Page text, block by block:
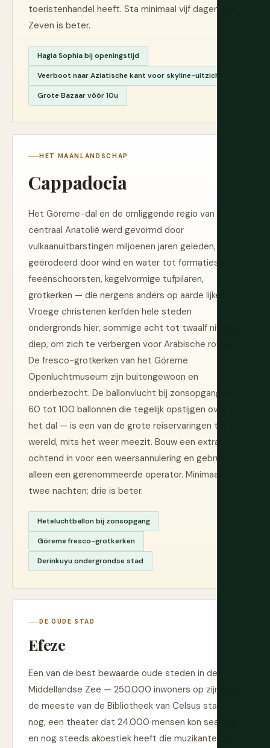
toeristenhandel heeft. Sta minimaal vijf dagen toe.
Zeven is beter.
Hagia Sophia bij openingstijd
Veerboot naar Aziatische kant voor skyline-uitzicht
Grote Bazaar vóór 10u
HET MAANLANDSCHAP
Cappadocia
Het Göreme-dal en de omliggende regio van
centraal Anatolië werd gevormd door
vulkaanuitbarstingen miljoenen jaren geleden,
geërodeerd door wind en water tot formaties —
feeënschoorsten, kegelvormige tufpilaren,
grotkerken — die nergens anders op aarde lijken.
Vroege christenen kerfden hele steden
ondergronds hier, sommige acht tot twaalf niveaus
diep, om zich te verbergen voor Arabische rovers.
De fresco-grotkerken van het Göreme
Openluchtmuseum zijn buitengewoon en
onderbezocht. De ballonvlucht bij zonsopgang —
60 tot 100 ballonnen die tegelijk opstijgen over
het dal — is een van de grote reiservaringen ter
wereld, mits het weer meezit. Bouw een extra
ochtend in voor een weersannulering en gebruik
alleen een gerenommeerde operator. Minimaal
twee nachten; drie is beter.
Heteluchtballon bij zonsopgang
Göreme fresco-grotkerken
Derinkuyu ondergrondse stad
DE OUDE STAD
Efeze
Een van de best bewaarde oude steden in de
Middellandse Zee — 250.000 inwoners op zijn piek,
de meeste van de Bibliotheek van Celsus staat
nog, een theater dat 24.000 mensen kon seating
en nog steeds akoestiek heeft die muzikanten af